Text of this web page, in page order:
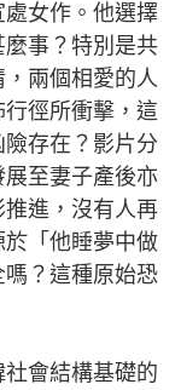
女作。他選擇
事？特別是共
兩個相愛的人
徑所衝擊，這
存在？影片分
至妻子產後亦
進，沒有人再
「他睡夢中做
嗎？這種原始恐
會結構基礎的